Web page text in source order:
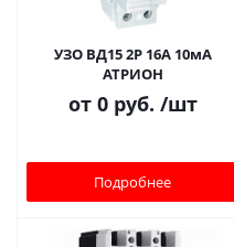
УЗО ВД15 2Р 16А 10мА
АТРИОН
от 0 руб. /шт
Подробнее